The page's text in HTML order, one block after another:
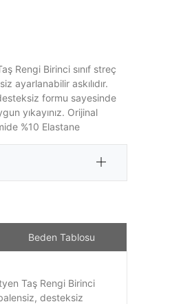
Rengi Birinci sınıf streç
ayarlanabilir askılıdır.
formu sayesinde
yıkayınız. Orijinal
%10 Elastane
Beden Tablosu
Taş Rengi Birinci
desteksiz